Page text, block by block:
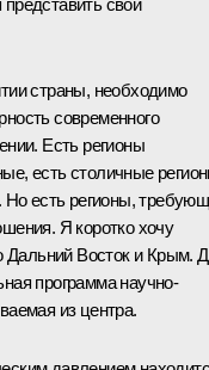
страны, необходимо
современного
Есть регионы
есть столичные
Но есть регионы,
Я коротко хочу
Дальний Восток и Крым.
программа научно-
из центра.